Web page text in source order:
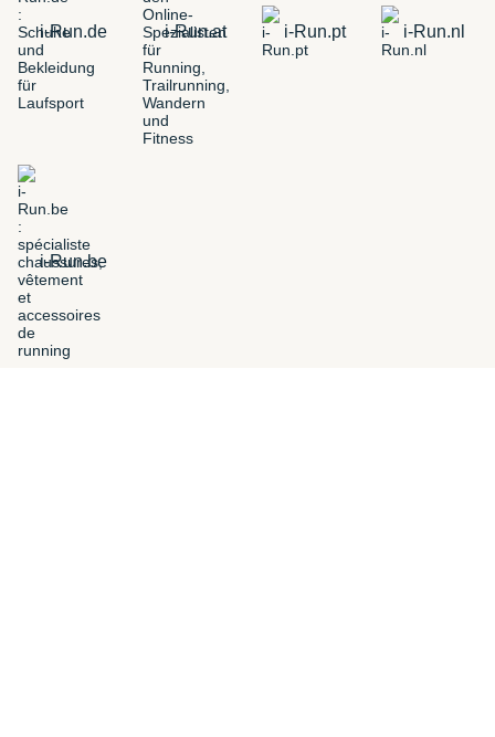
i-Run.de i-Run.at i-Run.pt i-Run.nl
i-Run.be